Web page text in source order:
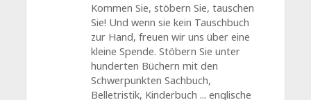
Kommen Sie, stöbern Sie, tauschen
Sie! Und wenn sie kein Tauschbuch
zur Hand, freuen wir uns über eine
kleine Spende. Stöbern Sie unter
hunderten Büchern mit den
Schwerpunkten Sachbuch,
Belletristik, Kinderbuch ... englische